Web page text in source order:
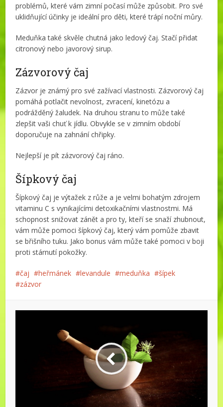
problémů, které vám zimní počasí může způsobit. Pro své
uklidňující účinky je ideální pro děti, které trápí noční můry.
Meduňka také skvěle chutná jako ledový čaj. Stačí přidat
citronový nebo javorový sirup.
Zázvorový čaj
Zázvor je známý pro své zažívací vlastnosti. Zázvorový čaj
pomáhá potlačit nevolnost, zvracení, kinetózu a
podrážděný žaludek. Na druhou stranu to může také
zlepšit vaši chuť k jídlu. Obvykle se v zimním období
doporučuje na zahnání chřipky.
Nejlepší je pít zázvorový čaj ráno.
Šípkový čaj
Šípkový čaj je výtažek z růže a je velmi bohatým zdrojem
vitaminu C s vynikajícími detoxikačními vlastnostmi. Má
schopnost snižovat zánět a pro ty, kteří se snaží zhubnout,
vám může pomoci šípkový čaj, který vám pomůže zbavit
se břišního tuku. Jako bonus vám může také pomoci v boji
proti stárnutí pokožky.
čaj heřmánek levandule meduňka
šípek
zázvor